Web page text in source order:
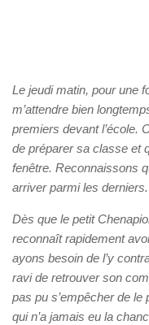
Le jeudi matin, pour une
m’attendre bien
premiers devant l’école.
de préparer sa classe et
fenêtre. Reconnaissons
arriver parmi les derniers.
Dès que le petit
reconnaît rapidement
ayons besoin de l’y
ravi de retrouver son
pas pu s’empêcher de
qui n’a jamais eu la